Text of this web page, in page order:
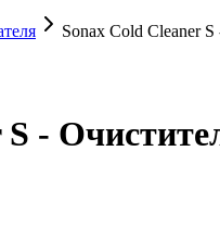
Sonax Cold Cleaner
-